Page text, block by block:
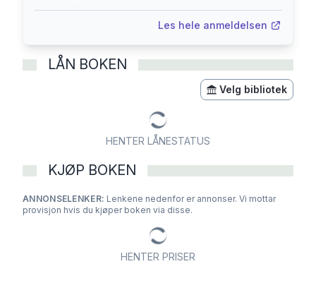
Les hele anmeldelsen
LÅN BOKEN
Velg bibliotek
HENTER LÅNESTATUS
KJØP BOKEN
ANNONSELENKER: Lenkene nedenfor er annonser. Vi mottar
provisjon hvis du kjøper boken via disse.
HENTER PRISER